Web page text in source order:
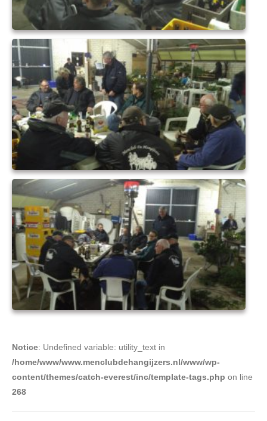
Notice: Undefined variable: utility_text in
/home/www/www.menclubdehangijzers.nl/www/wp-
content/themes/catch-everest/inc/template-tags.php on line
268